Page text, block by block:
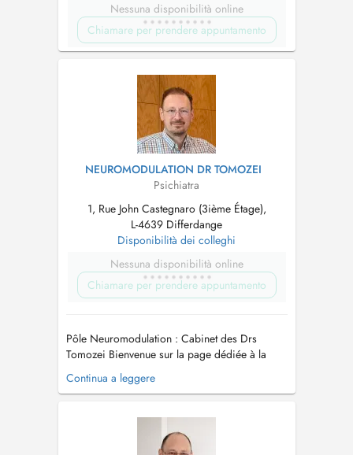
Nessuna disponibilità online
Chiamare per prendere appuntamento
NEUROMODULATION DR TOMOZEI
Psichiatra
1, Rue John Castegnaro (3ième Étage),
L-4639 Differdange
Disponibilità dei colleghi
Nessuna disponibilità online
Chiamare per prendere appuntamento
Pôle Neuromodulation : Cabinet des Drs
Tomozei Bienvenue sur la page dédiée à la
neuromodulation du Cabinet des Drs Tomozei.
La neuromodulation regroupe des techniques
certains réseaux cérébraux, en complément
d'une prise en charge médicale et p...
Continua a leggere